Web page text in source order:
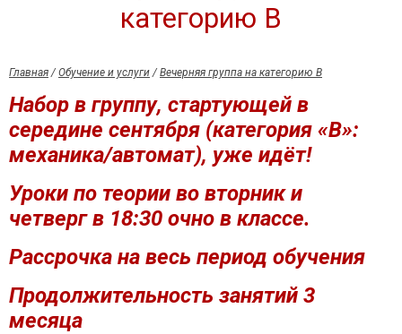
Наша группа в ВКонтакте
категорию В
Главная /Обучение и услуги /Вечерняя группа на категорию В
Набор в группу, стартующей в
середине сентября (категория «В»:
механика/автомат), уже идёт!
Уроки по теории во вторник и
четверг в 18:30 очно в классе.
Рассрочка на весь период обучения
Продолжительность занятий 3
месяца